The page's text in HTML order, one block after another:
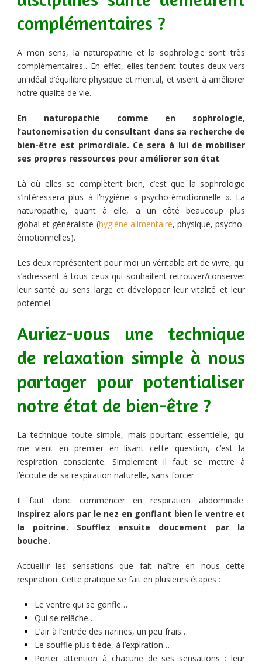
complémentaires ?
A mon sens, la naturopathie et la sophrologie sont très
complémentaires,. En effet, elles tendent toutes deux vers
un idéal d’équilibre physique et mental, et visent à améliorer
notre qualité de vie.
En naturopathie comme en sophrologie,
l’autonomisation du consultant dans sa recherche de
bien-être est primordiale. Ce sera à lui de mobiliser
ses propres ressources pour améliorer son état.
Là où elles se complètent bien, c’est que la sophrologie
s’intéressera plus à l’hygiène « psycho-émotionnelle ». La
naturopathie, quant à elle, a un côté beaucoup plus
global et généraliste (hygiène alimentaire, physique, psycho-
émotionnelles).
Les deux représentent pour moi un véritable art de vivre, qui
s’adressent à tous ceux qui souhaitent retrouver/conserver
leur santé au sens large et développer leur vitalité et leur
potentiel.
Auriez-vous une technique
de relaxation simple à nous
partager pour potentialiser
notre état de bien-être ?
La technique toute simple, mais pourtant essentielle, qui
me vient en premier en lisant cette question, c’est la
respiration consciente. Simplement il faut se mettre à
l’écoute de sa respiration naturelle, sans forcer.
Il faut donc commencer en respiration abdominale.
Inspirez alors par le nez en gonflant bien le ventre et
la poitrine. Soufflez ensuite doucement par la
bouche.
Accueillir les sensations que fait naître en nous cette
respiration. Cette pratique se fait en plusieurs étapes :
Le ventre qui se gonfle…
Qui se relâche…
L’air à l’entrée des narines, un peu frais…
Le souffle plus tiède, à l’expiration…
Porter attention à chacune de ses sensations : leur